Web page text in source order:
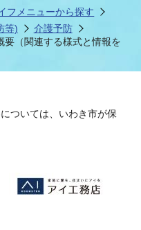
フメニューから探す
等)
介護予防
要（関連する様式と情報を
ついては、いわき市が保